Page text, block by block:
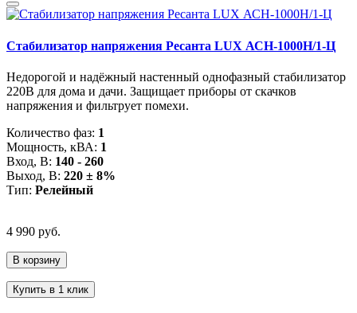
Стабилизатор напряжения Ресанта LUX АСН-1000Н/1-Ц
Недорогой и надёжный настенный однофазный стабилизатор
220В для дома и дачи. Защищает приборы от скачков
напряжения и фильтрует помехи.
Количество фаз: 1
Мощность, кВА: 1
Вход, В: 140 - 260
Выход, В: 220 ± 8%
Тип: Релейный
4 990 руб.
В корзину
Купить в 1 клик